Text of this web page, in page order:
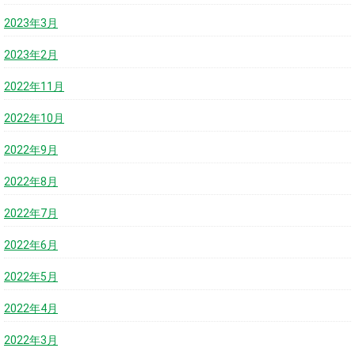
2023年3月
2023年2月
2022年11月
2022年10月
2022年9月
2022年8月
2022年7月
2022年6月
2022年5月
2022年4月
2022年3月